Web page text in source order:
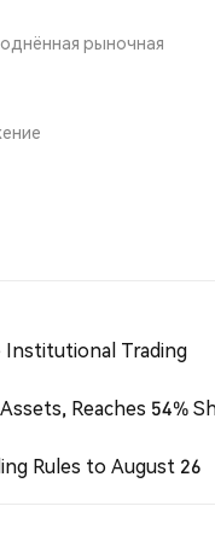
рыночная
Institutional Trading
Reaches 54%
Rules to August 26